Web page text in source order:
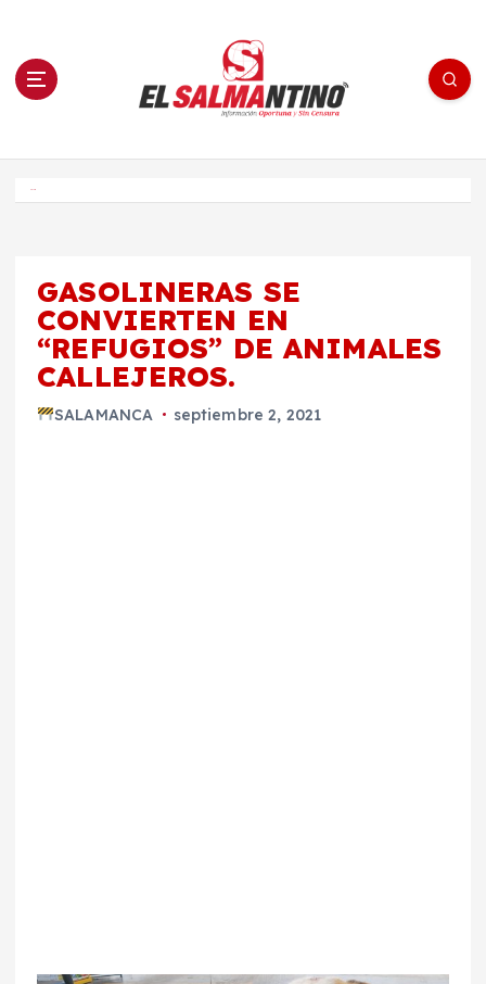
n El Salmantino - medios/noticias/editorial
GASOLINERAS SE
CONVIERTEN EN
“REFUGIOS” DE ANIMALES
CALLEJEROS.
SALAMANCA septiembre 2, 2021